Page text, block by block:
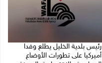
رئيس بلدية الخليل يطلع وفدا
أميركيا على تطورات الأوضاع